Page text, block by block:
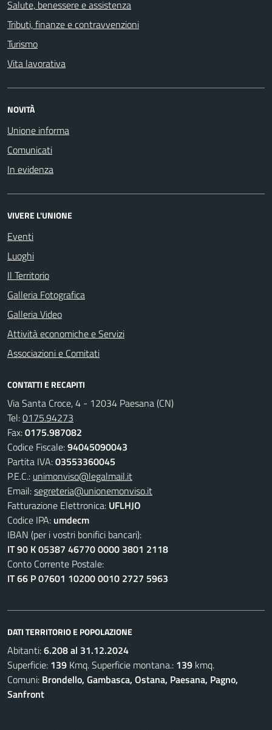
Salute, benessere e assistenza
Tributi, finanze e contravvenzioni
Turismo
Vita lavorativa
NOVITÀ
Unione informa
Comunicati
In evidenza
VIVERE L'UNIONE
Eventi
Luoghi
Il Territorio
Galleria Fotografica
Galleria Video
Attività economiche e Servizi
Associazioni e Comitati
CONTATTI E RECAPITI
Via Santa Croce, 4 - 12034 Paesana (CN)
Tel:0175.94273
Fax:0175.987082
Codice Fiscale:94045090043
Partita IVA:03553360045
P.E.C.: unimonviso@legalmail.it
Email:segreteria@unionemonviso.it
Fatturazione Elettronica: UFLHJO
Codice IPA: umdecm
IBAN (per i vostri bonifici bancari):
IT 90 K 05387 46770 0000 3801 2118
Conto Corrente Postale:
IT 66 P 07601 10200 0010 2727 5963
DATI TERRITORIO E POPOLAZIONE
Abitanti:6.208 al 31.12.2024
Superficie: 139 Kmq. Superficie montana.: 139 kmq.
Comuni: Brondello, Gambasca, Ostana, Paesana, Pagno,
Sanfront